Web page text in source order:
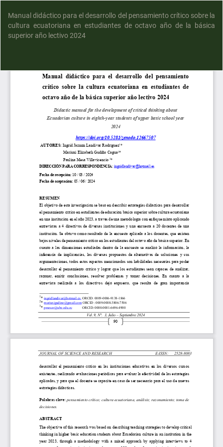
Manual didáctico para el desarrollo del pensamiento crítico sobre la
cultura ecuatoriana en estudiantes de octavo año de la básica
superior año lectivo 2024